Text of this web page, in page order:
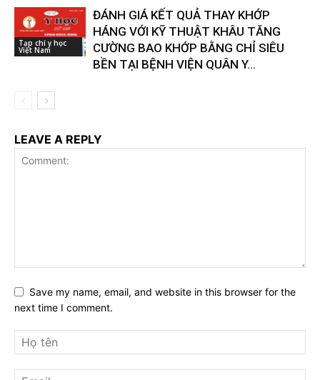
Tạp chí y học
Việt Nam
ĐÁNH GIÁ KẾT QUẢ THAY KHỚP
HÁNG VỚI KỸ THUẬT KHÂU TĂNG
CƯỜNG BAO KHỚP BẰNG CHỈ SIÊU
BỀN TẠI BỆNH VIỆN QUÂN Y...
LEAVE A REPLY
Save my name, email, and website in this browser for the
next time I comment.